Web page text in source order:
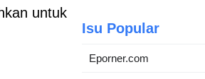
untuk
Isu Popular
Eporner.com